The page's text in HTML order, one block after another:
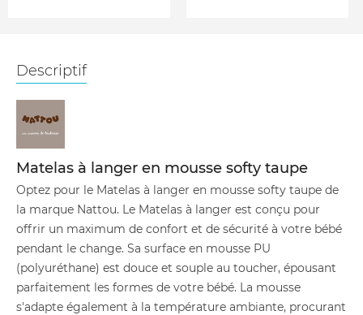
Descriptif
Matelas à langer en mousse softy taupe
Optez pour le Matelas à langer en mousse softy taupe de
la marque Nattou. Le Matelas à langer est conçu pour
offrir un maximum de confort et de sécurité à votre bébé
pendant le change. Sa surface en mousse PU
(polyuréthane) est douce et souple au toucher, épousant
parfaitement les formes de votre bébé. La mousse
s'adapte également à la température ambiante, procurant